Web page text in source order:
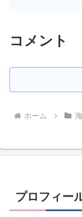
コメント
ホーム
プロフィー